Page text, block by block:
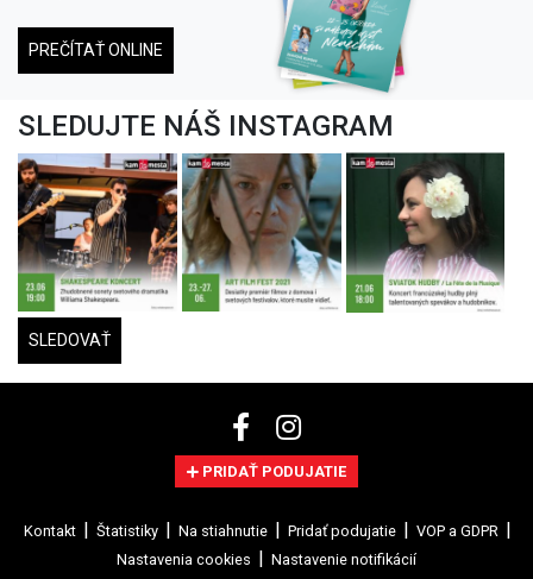
PREČÍTAŤ ONLINE
SLEDUJTE NÁŠ INSTAGRAM
SLEDOVAŤ
PRIDAŤ PODUJATIE
Kontakt Štatistiky Na stiahnutie Pridať podujatie
VOP a GDPR
Nastavenia cookies
Nastavenie notifikácií